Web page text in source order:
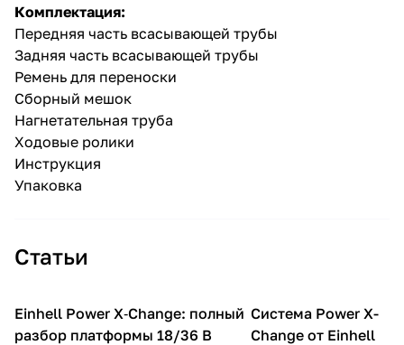
Комплектация:
Передняя часть всасывающей трубы
Задняя часть всасывающей трубы
Ремень для переноски
Сборный мешок
Нагнетательная труба
Ходовые ролики
Инструкция
Упаковка
Статьи
Einhell
Einhell Power X‑Change: полный
разбор платформы 18/36 В
Советы
покупателям
Система Power X-
Change от Einhell